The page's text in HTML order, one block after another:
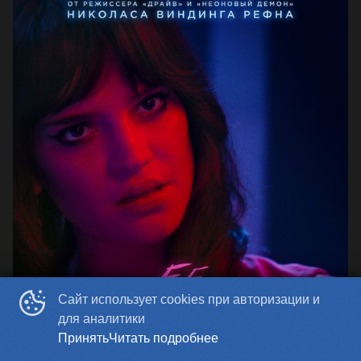
Сайт использует cookies при авторизации и
для аналитики
ПринятьЧитать подробнее